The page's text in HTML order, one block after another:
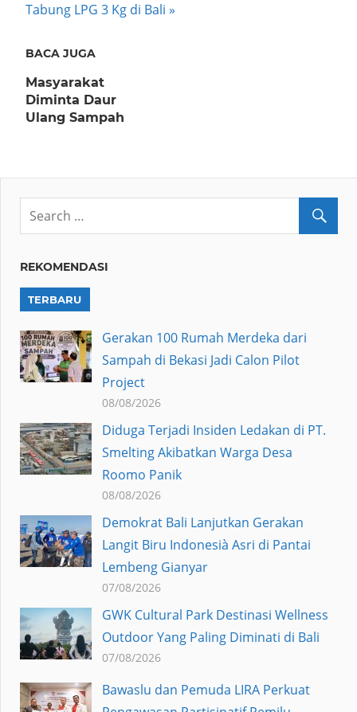
Tabung LPG 3 Kg di Bali
BACA JUGA
Masyarakat
Diminta Daur
Ulang Sampah
REKOMENDASI
TERBARU
Gerakan 100 Rumah Merdeka dari
Sampah di Bekasi Jadi Calon Pilot
Project
08/08/2026
Diduga Terjadi Insiden Ledakan di PT.
Smelting Akibatkan Warga Desa
Roomo Panik
08/08/2026
Demokrat Bali Lanjutkan Gerakan
Langit Biru Indonesià Asri di Pantai
Lembeng Gianyar
07/08/2026
GWK Cultural Park Destinasi Wellness
Outdoor Yang Paling Diminati di Bali
07/08/2026
Bawaslu dan Pemuda LIRA Perkuat